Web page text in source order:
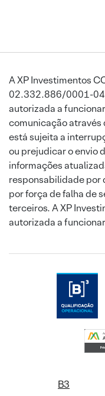
A XP Investimentos
02.332.886/0001-
autorizada a
comunicação através
está sujeita a
ou prejudicar o envio
informações
responsabilidade por
por força de falha de
terceiros. A XP
autorizada a
B3